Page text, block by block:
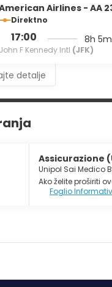
continental
include a 24-
charges) is available
Airlines - AA
Direktno
17:00
John F Kennedy Intl (JFK)
8h 5m
detalje
Assicurazione
Unipol Sai Medico
Ako želite proširiti
Foglio